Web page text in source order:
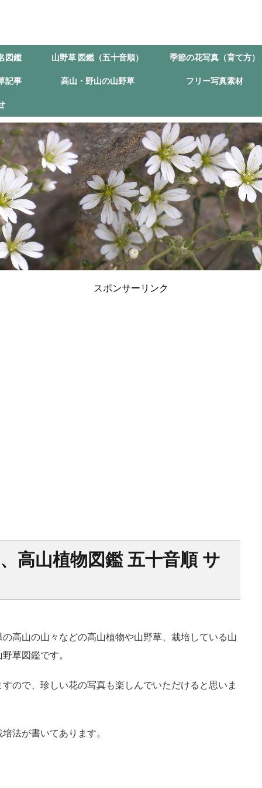
図鑑 山野草 図鑑（五十音順） 季節の花写真（育て方）
記事 高山・野山の山野草 フリー写真素材
スポンサーリンク
高山植物図鑑 五十音順 サ
高山の山々などの高山植物や山野草、栽培している山
草図鑑です。
ので、珍しい花の写真も楽しんでいただけると思いま
法が書いてあります。